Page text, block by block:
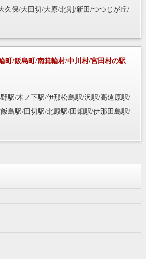
久保/大田切/大原/北割/新田/つつじが丘/
輪町/飯島町/南箕輪村/中川村/宮田村の駅
駅/木ノ下駅/伊那松島駅/沢駅/高遠原駅/
島駅/田切駅/北殿駅/田畑駅/伊那田島駅/